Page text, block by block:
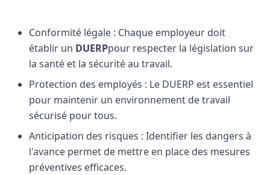
Conformité légale : Chaque employeur doit
établir un DUERPpour respecter la législation sur
la santé et la sécurité au travail.
Protection des employés : Le DUERP est essentiel
pour maintenir un environnement de travail
sécurisé pour tous.
Anticipation des risques : Identifier les dangers à
l'avance permet de mettre en place des mesures
préventives efficaces.